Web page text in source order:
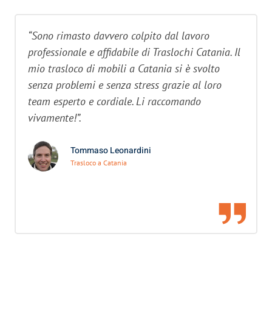
“Sono rimasto davvero colpito dal lavoro
professionale e affidabile di Traslochi Catania. Il
mio trasloco di mobili a Catania si è svolto
senza problemi e senza stress grazie al loro
team esperto e cordiale. Li raccomando
vivamente!”.
Tommaso Leonardini
Trasloco a Catania